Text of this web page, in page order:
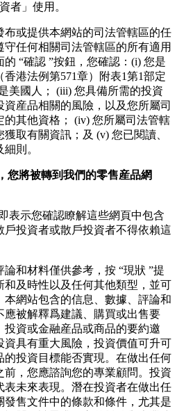
者」使用。
或提供本網站的司法管轄區的任
任何相關司法管轄區的所有適用
“確認 ”按鈕，您確認：(i) 您是
港法例第571章）附表1第1部定
美國人； (iii) 您具備所需的投資
産品相關的風險，以及您所屬司
其他資格； (iv) 您所屬司法管轄
取有關資訊；及 (v) 您已閱讀、
則。
，您將被轉到我們的零售産品網
表示您確認瞭解這些網頁中包含
投資者或散戶投資者不得依賴這
和材料僅供參考，按 “現狀 ”提
及時性以及任何其他類型，並可
網站包含的信息、數據、評論和
被解釋爲建議、購買或出售要
資或金融産品或商品的要約邀
具有重大風險，投資價值可升可
的投資目標能否實現。在做出任何
，您應諮詢您的專業顧問。投資
未來表現。潛在投資者在做出任
售文件中的條款和條件，尤其是